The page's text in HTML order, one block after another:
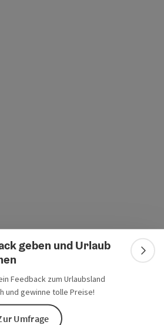
geben und Urlaub
Feedback zum Urlaubsland
und gewinne tolle Preise!
Umfrage